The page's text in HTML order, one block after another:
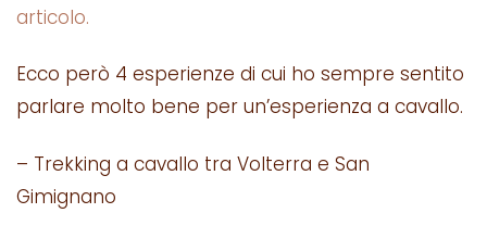
articolo.
Ecco però 4 esperienze di cui ho sempre sentito
parlare molto bene per un’esperienza a cavallo.
– Trekking a cavallo tra Volterra e San
Gimignano